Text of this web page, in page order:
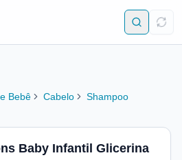
Bebê Cabelo Shampoo
Baby Infantil Glicerina